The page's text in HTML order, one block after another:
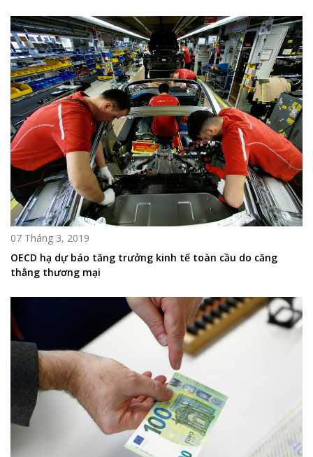
07 Tháng 3, 2019
OECD hạ dự báo tăng trưởng kinh tế toàn cầu do căng
thẳng thương mại